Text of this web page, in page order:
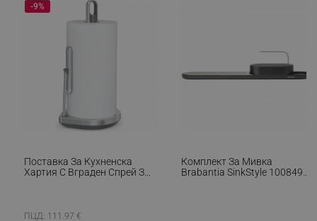
Поставка За Кухненска
Хартия С Вграден Спрей За
Инокс
-9%
ПЦД: 111.97 €
Комплект За Мивка
Brabantia SinkStyle 1008498,